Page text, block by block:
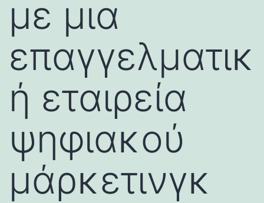
με μια
επαγγελματικ
ή εταιρεία
ψηφιακού
μάρκετινγκ